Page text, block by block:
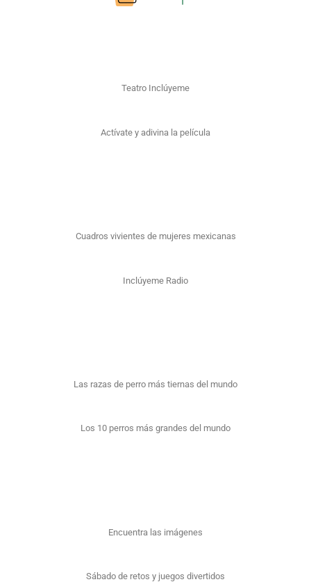
Teatro Inclúyeme
Actívate y adivina la película
Cuadros vivientes de mujeres mexicanas
Inclúyeme Radio
Las razas de perro más tiernas del mundo
Los 10 perros más grandes del mundo
Encuentra las imágenes
Sábado de retos y juegos divertidos